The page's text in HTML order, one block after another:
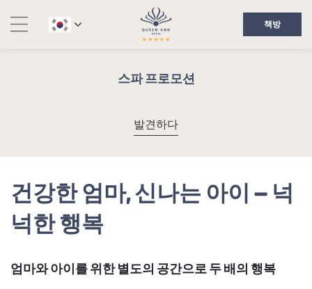
책방
스파 프로모션
발견하다
건강한 엄마, 신나는 아이 – 넉
넉한 행복
엄마와 아이를 위한 별도의 공간으로 두 배의 행복